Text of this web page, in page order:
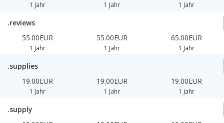
1 Jahr 1 Jahr 1 Jahr
.reviews
55.00EUR
1 Jahr
55.00EUR
1 Jahr
65.00EUR
1 Jahr
.supplies
19.00EUR
1 Jahr
19.00EUR
1 Jahr
19.00EUR
1 Jahr
.supply